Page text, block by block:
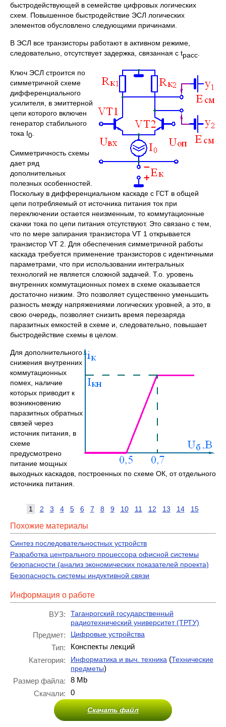
быстродействующей в семействе цифровых логических
схем. Повышенное быстродействие ЭСЛ логических
элементов обусловлено следующими причинами.
В ЭСЛ все транзисторы работают в активном режиме,
следовательно, отсутствует задержка, связанная с tрасс
Ключ ЭСЛ строится по
симметричной схеме
дифференциального
усилителя, в эмиттерной
цепи которого включен
генератор стабильного
тока I0
Симметричность схемы
дает ряд
дополнительных
полезных особенностей.
Поскольку в дифференциальном каскаде с ГСТ в общей
цепи потребляемый от источника питания ток при
переключении остается неизменным, то коммутационные
скачки тока по цепи питания отсутствуют. Это связано с тем,
что по мере запирания транзистора VT 1 открывается
транзистор VT 2. Для обеспечения симметричной работы
каскада требуется применение транзисторов с идентичными
параметрами, что при использовании интегральных
технологий не является сложной задачей. Т.о. уровень
внутренних коммутационных помех в схеме оказывается
достаточно низким. Это позволяет существенно уменьшить
разность между напряжениями логических уровней, а это, в
свою очередь, позволяет снизить время перезаряда
паразитных емкостей в схеме и, следовательно, повышает
быстродействие схемы в целом.
Для дополнительного
снижения внутренних
коммутационных
помех, наличие
которых приводит к
возникновению
паразитных обратных
связей через
источник питания, в
схеме
предусмотрено
питание мощных
выходных каскадов, построенных по схеме ОК, от отдельного
источника питания.
1 2 3 4 5 6 7 8 9 10 11 12 13 14 15
Похожие материалы
Синтез последовательностных устройств
Разработка центрального процессора офисной системы
безопасности (анализ экономических показателей проекта)
Безопасность системы индуктивной связи
Информация о работе
ВУЗ:
Таганрогский государственный
радиотехнический университет (ТРТУ)
Предмет: Цифровые устройства
Тип:
Конспекты лекций
Категория:
Информатика и выч. техника (Технические
предметы)
Размер файла:
8 Mb
Скачали:
0
Скачать файл